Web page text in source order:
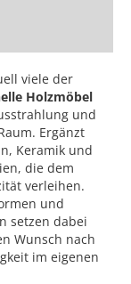
viele der
Holzmöbel
und
Ergänzt
Keramik und
die dem
verleihen.
und
setzen dabei
Wunsch nach
im eigenen